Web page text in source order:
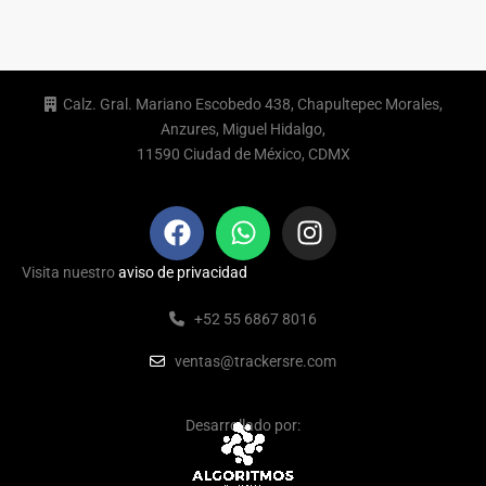
Calz. Gral. Mariano Escobedo 438, Chapultepec Morales,
Anzures, Miguel Hidalgo,
11590 Ciudad de México, CDMX
Visita nuestroaviso de privacidad
+52 55 6867 8016
ventas@trackersre.com
Desarrollado por: